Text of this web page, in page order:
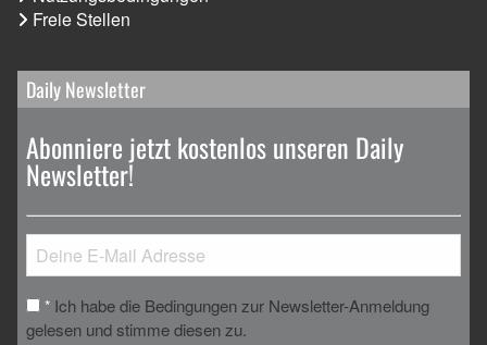
Freie Stellen
Daily Newsletter
Abonniere jetzt kostenlos unseren Daily
Newsletter!
* Ich habe die Bedingungen zur Newsletter-Anmeldung
gelesen und stimme diesen zu.